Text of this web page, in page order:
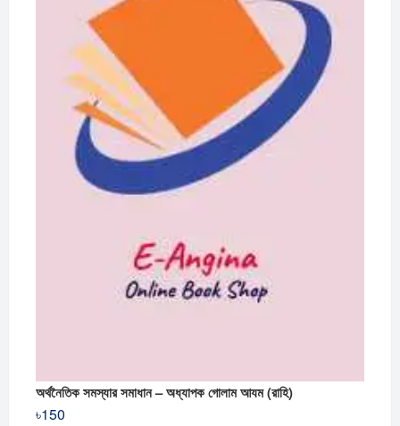
অর্থনৈতিক সমস্যার সমাধান – অধ্যাপক গোলাম আযম (রাহি)
৳150